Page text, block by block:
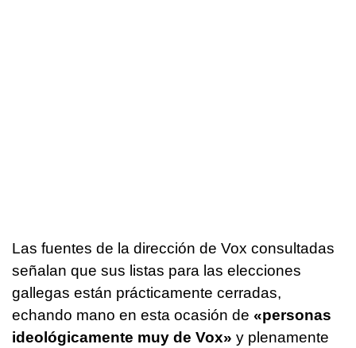
Las fuentes de la dirección de Vox consultadas
señalan que sus listas para las elecciones
gallegas están prácticamente cerradas,
echando mano en esta ocasión de «personas
ideológicamente muy de Vox» y plenamente